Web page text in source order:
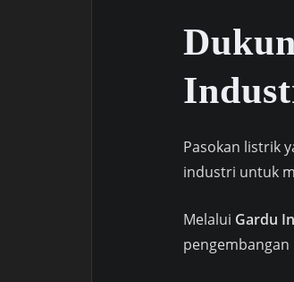
Pasokan listrik
industri untuk
Melalui Gardu